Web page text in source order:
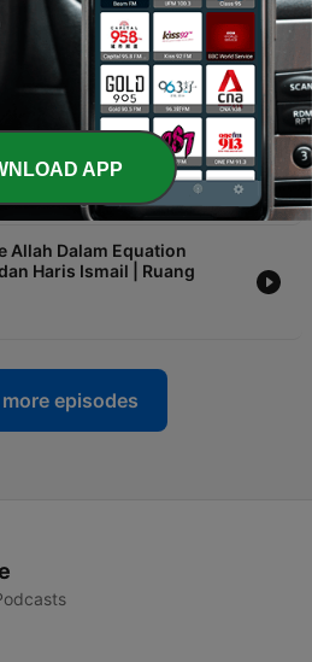
Lari Dari Kerja Dakwah ..."
Marhamah Rosli | Ruang
Hadiah Daripada Allah," -
| Ruang Cerita Zayan
Allah Dalam Equation
Haris Ismail | Ruang
episodes
APP